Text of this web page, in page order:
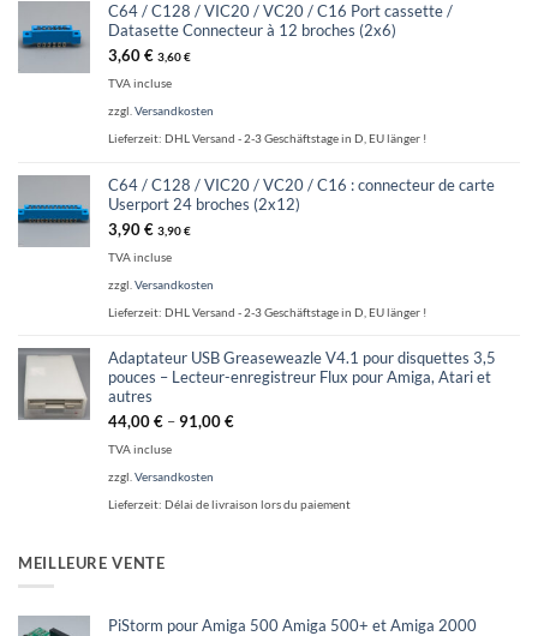
C64 / C128 / VIC20 / VC20 / C16 Port cassette /
Datasette Connecteur à 12 broches (2x6)
3,60€ 3,60€
TVA incluse
zzgl. Versandkosten
Lieferzeit: DHL Versand - 2-3 Geschäftstage in D, EU länger !
C64 / C128 / VIC20 / VC20 / C16 : connecteur de carte
Userport 24 broches (2x12)
3,90€ 3,90€
TVA incluse
zzgl. Versandkosten
Lieferzeit: DHL Versand - 2-3 Geschäftstage in D, EU länger !
Adaptateur USB Greaseweazle V4.1 pour disquettes 3,5
pouces – Lecteur-enregistreur Flux pour Amiga, Atari et
autres
44,00€ –91,00€
TVA incluse
zzgl. Versandkosten
Lieferzeit: Délai de livraison lors du paiement
MEILLEURE VENTE
PiStorm pour Amiga 500 Amiga 500+ et Amiga 2000